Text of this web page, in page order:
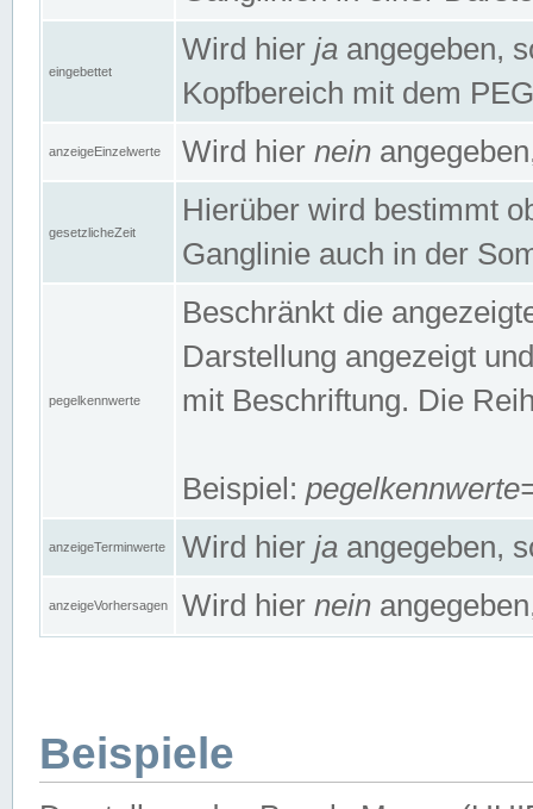
eingebettet
Wird hier ja angegeben,
Kopfbereich mit dem
anzeigeEinzelwerte Wird hier nein
gesetzlicheZeit
Hierüber wird bestimmt
Ganglinie auch in der
pegelkennwerte
Beschränkt die
Darstellung angezeigt
mit Beschriftung. Die
Beispiel:
anzeigeTerminwerte Wird hier ja angegeben,
anzeigeVorhersagen Wird hier nein
Beispiele